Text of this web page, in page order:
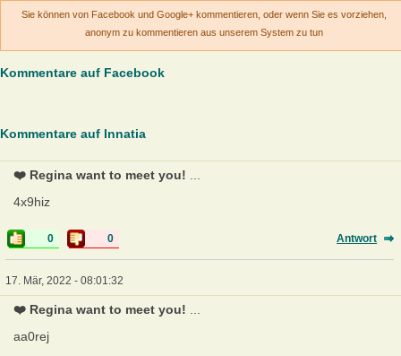
Sie können von Facebook und Google+ kommentieren, oder wenn Sie es vorziehen,
anonym zu kommentieren aus unserem System zu tun
Kommentare auf Facebook
Kommentare auf Innatia
❤️ Regina want to meet you!
4x9hiz
0 0 Antwort
17. Mär, 2022 - 08:01:32
❤️ Regina want to meet you!
aa0rej